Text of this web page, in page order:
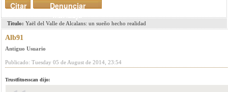
Denunciar
mensaje
Citar
Titulo: Yaël del Valle de Alcalans: un sueño hecho realidad
Alb91
Antiguo Usuario
Publicado: Tuesday 05 de August de 2014, 23:54
Trustfitnesscan dijo: